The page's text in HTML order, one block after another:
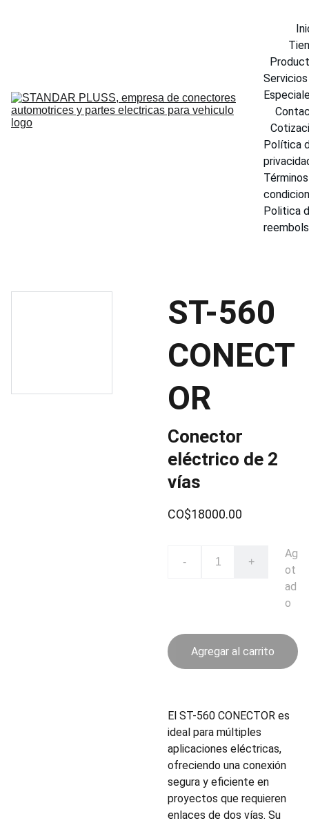
Servicios
Política
Politica
ST-560
CONECT
OR
Conector
eléctrico de 2
vías
CO$18000.00
- +
Ag
ot
ad
o
Agregar al carrito
El ST-560 CONECTOR es
ideal para múltiples
aplicaciones eléctricas,
ofreciendo una conexión
segura y eficiente en
proyectos que requieren
enlaces de dos vías. Su